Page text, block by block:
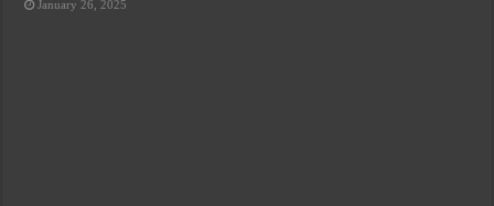
January 26, 2025